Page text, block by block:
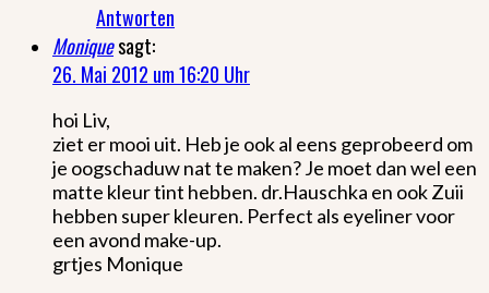
Antworten
Moniquesagt:
26. Mai 2012 um 16:20 Uhr
hoi Liv,
ziet er mooi uit. Heb je ook al eens geprobeerd om
je oogschaduw nat te maken? Je moet dan wel een
matte kleur tint hebben. dr.Hauschka en ook Zuii
hebben super kleuren. Perfect als eyeliner voor
een avond make-up.
grtjes Monique